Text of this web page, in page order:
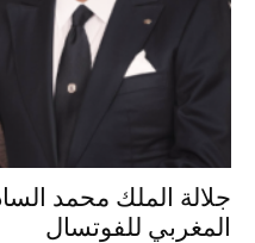
جلالة الملك محمد
المغربي للفوتسال